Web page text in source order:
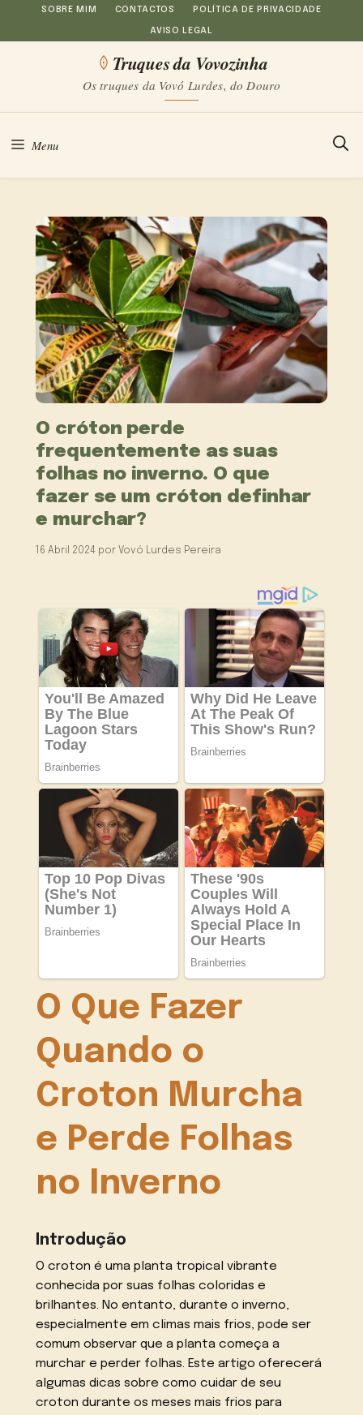
Saltar
para
conteúdo
SOBRE MIM CONTACTOS POLÍTICA DE PRIVACIDADE
AVISO LEGAL
Truques da Vovozinha
Os truques da Vovó Lurdes, do Douro
Menu
O cróton perde
frequentemente as suas
folhas no inverno. O que
fazer se um cróton definhar
e murchar?
16 Abril 2024 por Vovó Lurdes Pereira
O Que Fazer
Quando o
Croton Murcha
e Perde Folhas
no Inverno
Introdução
O croton é uma planta tropical vibrante
conhecida por suas folhas coloridas e
brilhantes. No entanto, durante o inverno,
especialmente em climas mais frios, pode ser
comum observar que a planta começa a
murchar e perder folhas. Este artigo oferecerá
algumas dicas sobre como cuidar de seu
croton durante os meses mais frios para